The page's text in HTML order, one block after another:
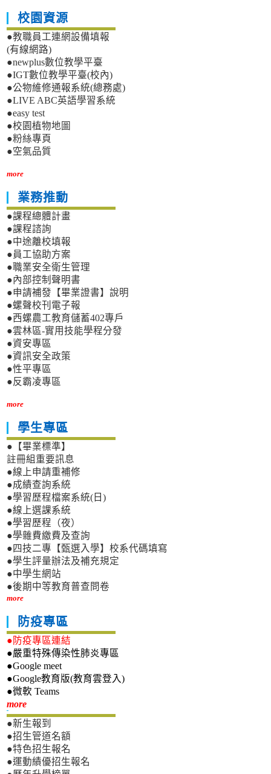
校園資源
●教職員工連網設備填報
(有線網路)
●newplus數位教學平臺
●IGT數位教學平臺(校內)
●公物維修通報系統(總務處)
●LIVE ABC英語學習系統
●easy test
●校園植物地圖
●粉絲專頁
●空氣品質
more
業務推動
●課程總體計畫
●課程諮詢
●中途離校填報
●員工協助方案
●職業安全衛生管理
●內部控制聲明書
●申請補發【畢業證書】說明
●螺聲校刊電子報
●西螺農工教育儲蓄402專戶
●雲林區-實用技能學程分發
●資安專區
●資訊安全政策
●性平專區
●反霸凌專區
more
學生專區
●【畢業標準】
註冊組重要訊息
●線上申請重補修
●成績查詢系統
●學習歷程檔案系統(日)
●線上選課系統
●學習歷程（夜）
●學雜費繳費及查詢
●四技二專【甄選入學】校系代碼填寫
●學生評量辦法及補充規定
●中學生網站
●後期中等教育普查問卷
more
防疫專區
●防疫專區連結
●嚴重特殊傳染性肺炎專區
●Google meet
●Google教育版(教育雲登入)
●微軟 Teams
more新生專區
●新生報到
●招生管道名額
●特色招生報名
●運動績優招生報名